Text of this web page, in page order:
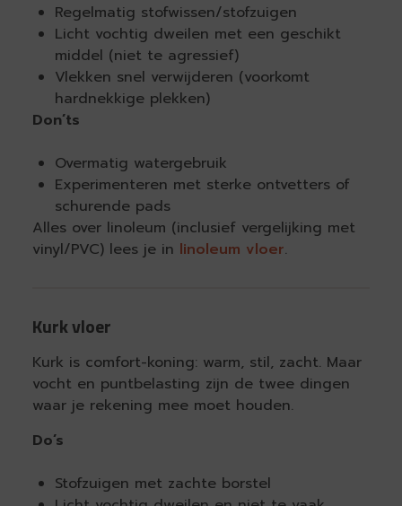
Regelmatig stofwissen/stofzuigen
Licht vochtig dweilen met een geschikt
middel (niet te agressief)
Vlekken snel verwijderen (voorkomt
hardnekkige plekken)
Don’ts
Overmatig watergebruik
Experimenteren met sterke ontvetters of
schurende pads
Alles over linoleum (inclusief vergelijking met
vinyl/PVC) lees je in linoleum vloer.
Kurk vloer
Kurk is comfort-koning: warm, stil, zacht. Maar
vocht en puntbelasting zijn de twee dingen
waar je rekening mee moet houden.
Do’s
Stofzuigen met zachte borstel